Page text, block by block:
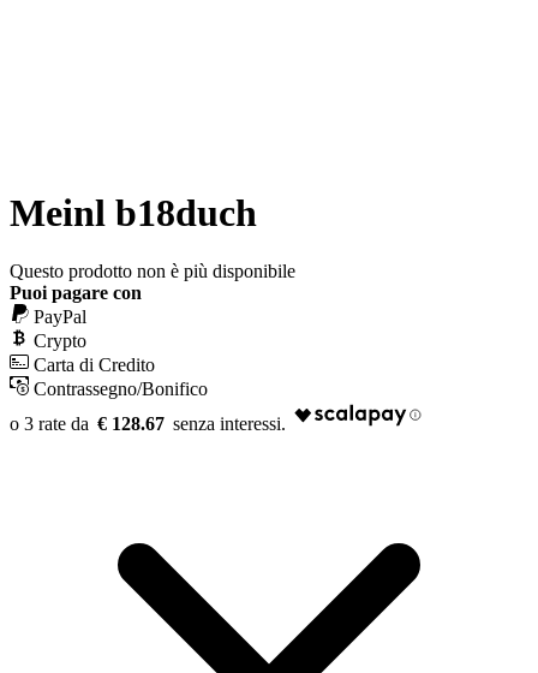
Meinl b18duch
Questo prodotto non è più disponibile
Puoi pagare con
PayPal
Crypto
Carta di Credito
Contrassegno/Bonifico
€ 128.67